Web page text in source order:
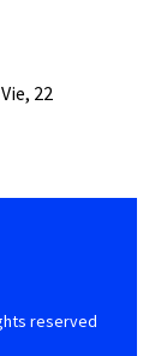
22
reserved